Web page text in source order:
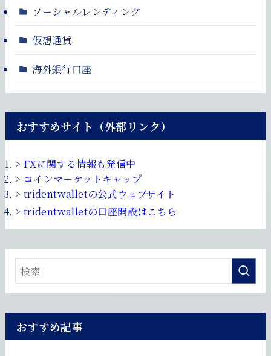
ソーシャルレンディング
仮想通貨
海外銀行口座
おすすめサイト（外部リンク）
> FXに関する情報も発信中
> コインマーケットキャップ
> tridentwalletの公式ウェブサイト
> tridentwalletの口座開設はこちら
おすすめ記事